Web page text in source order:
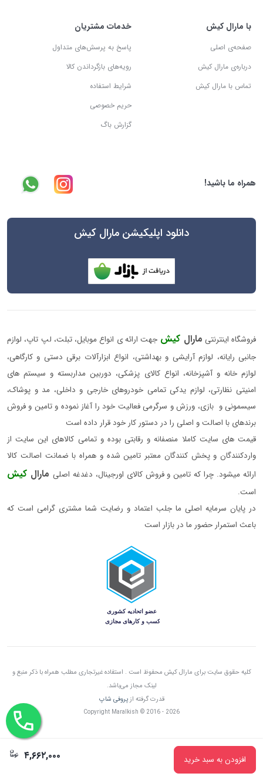
افزودن به سبد خرید ۴,۶۶۲,۰۰۰
با مارال کیش
صفحه‌ی اصلی
درباره‌ی مارال کیش
تماس با مارال کیش
خدمات مشتریان
پاسخ به پرسش‌های متداول
رویه‌های بازگرداندن کالا
شرایط استفاده
حریم خصوصی
گزارش باگ
همراه ما باشید!
دانلود اپلیکیشن مارال کیش
فروشگاه اینترنتی مارال کیش جهت ارائه ی انواع موبایل، تبلت، لپ تاپ، لوازم
جانبی رایانه، لوازم آرایشی و بهداشتی، انواع ابزارآلات برقی دستی و کارگاهی،
لوازم خانه و آشپزخانه، انواع کالای پزشکی، دوربین مداربسته و سیستم های
امنیتی نظارتی، لوازم یدکی تمامی خودروهای خارجی و داخلی، مد و پوشاک،
سیسمونی و بازی، ورزش و سرگرمی فعالیت خود را آغاز نموده و تامین و فروش
برندهای با اصالت و اصلی را در دستور کار خود قرار داده است
قیمت های سایت کاملا منصفانه و رقابتی بوده و تمامی کالاهای این سایت از
واردکنندگان و پخش کنندگان معتبر تامین شده و همراه با ضمانت اصالت کالا
ارائه میشود. چرا که تامین و فروش کالای اورجینال، دغدغه اصلی مارال کیش
است.
در پایان سرمایه اصلی ما جلب اعتماد و رضایت شما مشتری گرامی است که
باعث استمرار حضور ما در بازار است
کلیه حقوق سایت برای مارال کیش محفوظ است . استفاده غیرتجاری مطلب همراه با ذکر منبع و
لینک مجاز می‌باشد.
قدرت گرفته ازپروفی شاپ
Copyright Maralkish © 2016 - 2026